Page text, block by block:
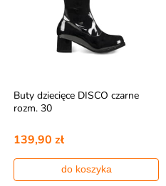
Buty dziecięce DISCO czarne
rozm. 30
139,90 zł
do koszyka